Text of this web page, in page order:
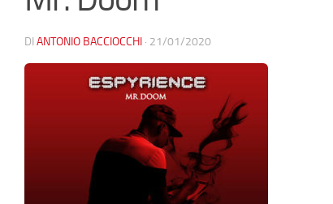
DI ANTONIO BACCIOCCHI · 21/01/2020